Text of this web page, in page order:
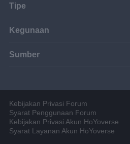
Tipe
Kegunaan
Sumber
Kebijakan Privasi Forum
Syarat Penggunaan Forum
Kebijakan Privasi Akun HoYoverse
Syarat Layanan Akun HoYoverse